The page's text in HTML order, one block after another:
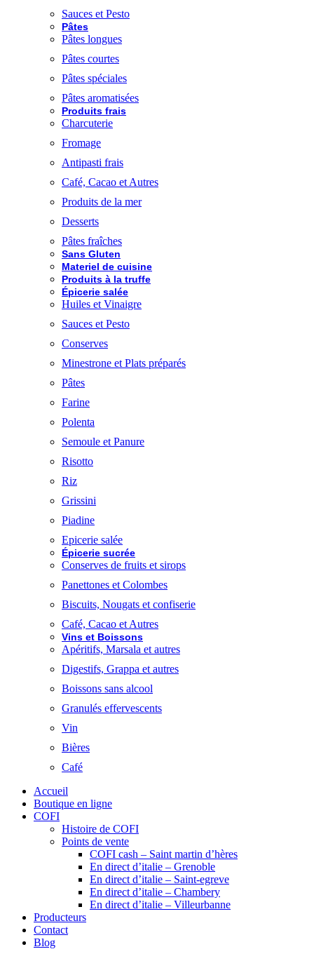
Sauces et Pesto
Pâtes
Pâtes longues
Pâtes courtes
Pâtes spéciales
Pâtes aromatisées
Produits frais
Charcuterie
Fromage
Antipasti frais
Café, Cacao et Autres
Produits de la mer
Desserts
Pâtes fraîches
Sans Gluten
Materiel de cuisine
Produits à la truffe
Épicerie salée
Huiles et Vinaigre
Sauces et Pesto
Conserves
Minestrone et Plats préparés
Pâtes
Farine
Polenta
Semoule et Panure
Risotto
Riz
Grissini
Piadine
Epicerie salée
Épicerie sucrée
Conserves de fruits et sirops
Panettones et Colombes
Biscuits, Nougats et confiserie
Café, Cacao et Autres
Vins et Boissons
Apéritifs, Marsala et autres
Digestifs, Grappa et autres
Boissons sans alcool
Granulés effervescents
Vin
Bières
Café
Accueil
Boutique en ligne
COFI
Histoire de COFI
Points de vente
COFI cash – Saint martin d’hères
En direct d’italie – Grenoble
En direct d’italie – Saint-egreve
En direct d’italie – Chambery
En direct d’italie – Villeurbanne
Producteurs
Contact
Blog